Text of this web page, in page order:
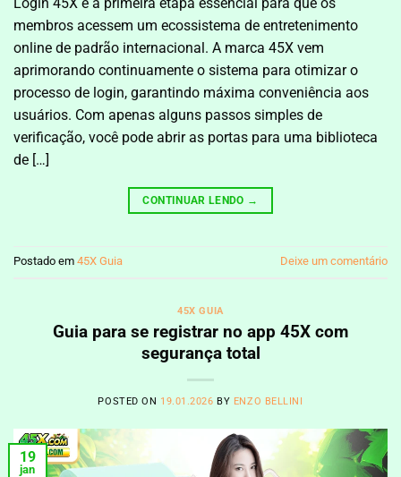
membros acessem um ecossistema de entretenimento
online de padrão internacional. A marca 45X vem
aprimorando continuamente o sistema para otimizar o
processo de login, garantindo máxima conveniência aos
usuários. Com apenas alguns passos simples de
verificação, você pode abrir as portas para uma biblioteca
de […]
CONTINUAR LENDO →
Postado em 45X Guia Deixe um comentário
45X GUIA
Guia para se registrar no app 45X com
segurança total
POSTED ON 19.01.2026 BY ENZO BELLINI
19
jan